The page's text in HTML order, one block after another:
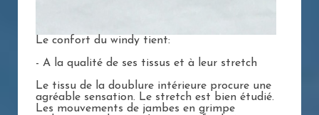
Le confort du windy tient:
- A la qualité de ses tissus et à leur stretch
Le tissu de la doublure intérieure procure une
agréable sensation. Le stretch est bien étudié.
Les mouvements de jambes en grimpe